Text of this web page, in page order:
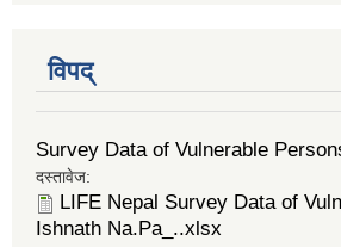
विपद्
Survey Data of Vulnerable
दस्तावेज:
LIFE Nepal Survey Data of
Ishnath Na.Pa_..xlsx